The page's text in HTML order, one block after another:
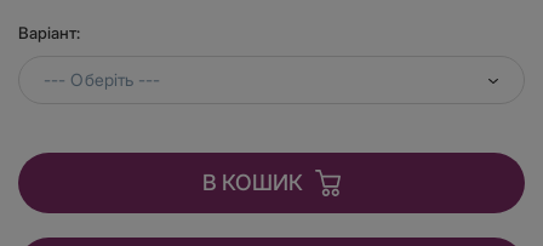
Варіант:
--- Оберіть ---
В КОШИК